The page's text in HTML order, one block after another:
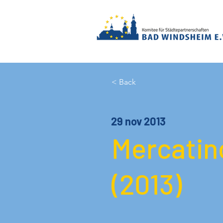
< Back
29 nov 2013
(2013)